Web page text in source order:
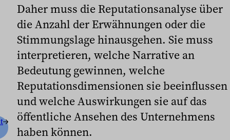
Daher muss die Reputationsanalyse über
die Anzahl der Erwähnungen oder die
Stimmungslage hinausgehen. Sie muss
interpretieren, welche Narrative an
Bedeutung gewinnen, welche
Reputationsdimensionen sie beeinflussen
und welche Auswirkungen sie auf das
öffentliche Ansehen des Unternehmens
haben können.